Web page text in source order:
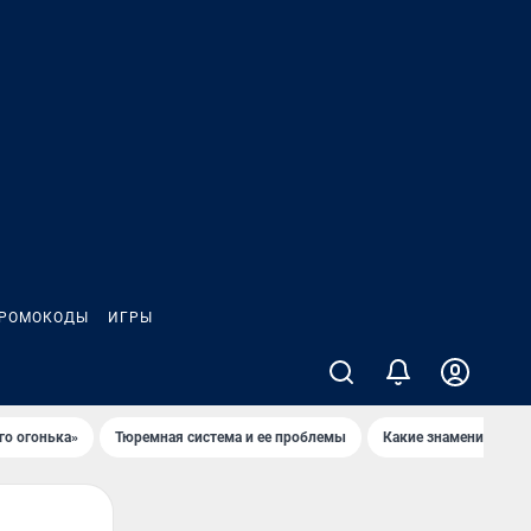
ИГРЫ
огонька» Тюремная система и ее проблемы Какие знаменитости